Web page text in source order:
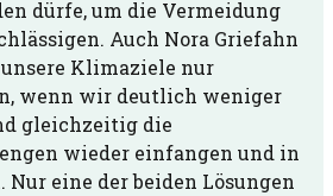
dürfe, um die Vermeidung
Auch Nora Griefahn
Klimaziele nur
wenn wir deutlich weniger
gleichzeitig die
wieder einfangen und in
eine der beiden Lösungen